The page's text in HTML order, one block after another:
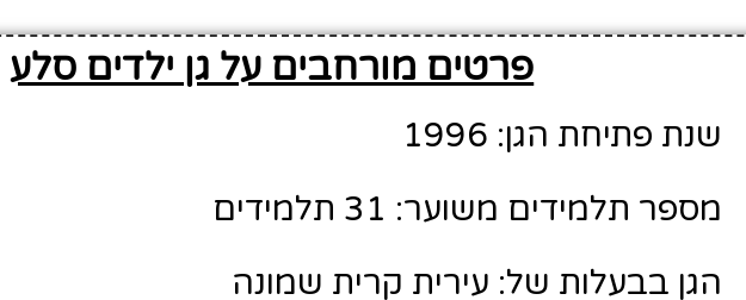
פרטים מורחבים על גן ילדים סלע
שנת פתיחת הגן: 1996
מספר תלמידים משוער: 31 תלמידים
הגן בבעלות של: עירית קרית שמונה